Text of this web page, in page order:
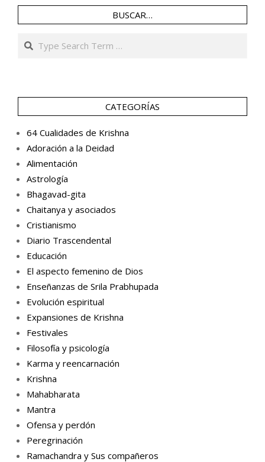
BUSCAR…
Search
CATEGORÍAS
64 Cualidades de Krishna
Adoración a la Deidad
Alimentación
Astrología
Bhagavad-gita
Chaitanya y asociados
Cristianismo
Diario Trascendental
Educación
El aspecto femenino de Dios
Enseñanzas de Srila Prabhupada
Evolución espiritual
Expansiones de Krishna
Festivales
Filosofía y psicología
Karma y reencarnación
Krishna
Mahabharata
Mantra
Ofensa y perdón
Peregrinación
Ramachandra y Sus compañeros